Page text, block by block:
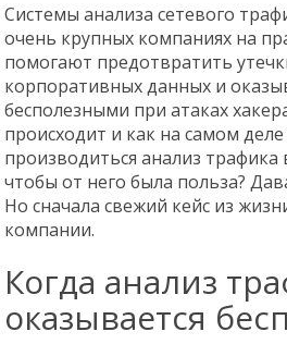
Системы анализа сетевого
очень крупных компаниях на
помогают предотвратить
корпоративных данных и
бесполезными при атаках
происходит и как на самом
производиться анализ трафика
чтобы от него была польза?
Но сначала свежий кейс из
компании.
Когда анализ
оказывается